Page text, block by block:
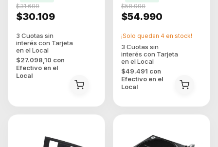
Nogal
$30.109
$31.699
$27.098,10 con
Efectivo en el
Local
$54.990
$58.990
$49.491 con
Efectivo en el
Local
¡Solo quedan 4 en stock!